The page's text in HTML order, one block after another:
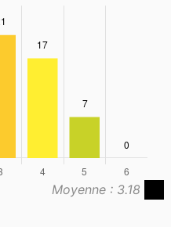
Moyenne : 3.18